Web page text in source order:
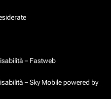
– Fastweb
– Sky Mobile powered by